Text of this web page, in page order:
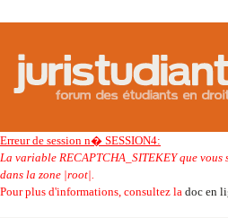
Erreur de session n� SESSION4:
La variable RECAPTCHA_SITEKEY que
dans la zone |root|.
Pour plus d'informations, consultez la doc en